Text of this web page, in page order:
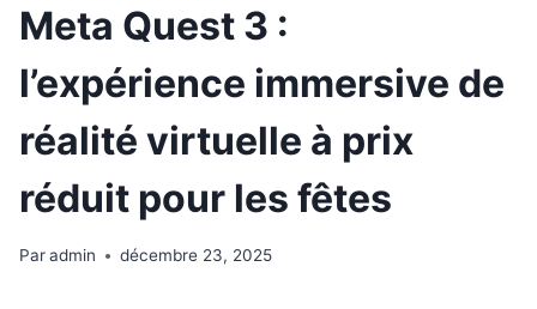
Meta Quest 3 :
l’expérience immersive de
réalité virtuelle à prix
réduit pour les fêtes
Paradmin décembre 23, 2025